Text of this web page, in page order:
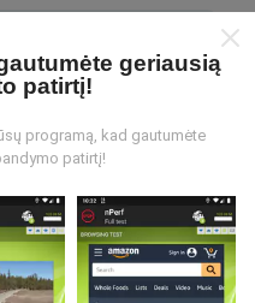
atliekami realiomis
ir jūs norite įsitraukti,
į savo išmanųjį
tuo išsamesni bus
geriausią
patirtį!
programą, kad gautumėte
patirtį!